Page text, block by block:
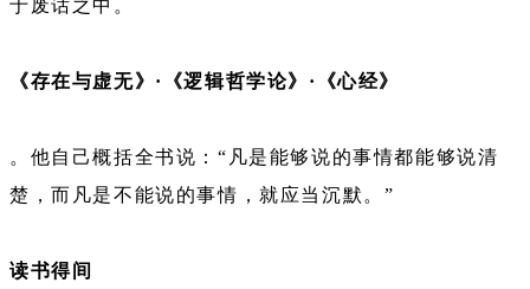
于废话之中。
《存在与虚无》·《逻辑哲学论》·《心经》
。他自己概括全书说：“凡是能够说的事情都能够说清
楚，而凡是不能说的事情，就应当沉默。”
读书得间